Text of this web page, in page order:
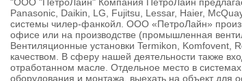
Panasonic, Daikin, LG, Fujitsu, Lessar, Haier,
системы чилер-фанкойл. ООО «ПетроЛайн»
офисе или на производстве (промышленная
Вентиляционные установки Termikon, Komfovent,
качеством. В сферу нашей деятельности также
отработанном масле. Отдельное место в
оборудования и монтажа, выехать на объект для